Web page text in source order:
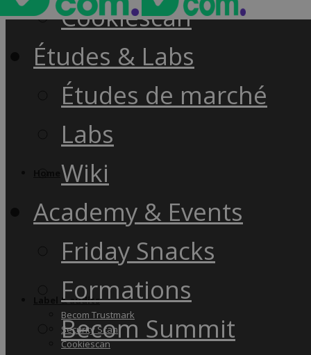
Label & audits
Becom Trustmark
Security Scan
Cookiescan
Cookiescan
Études & Labs
Études de marché
Labs
Wiki
Academy & Events
Friday Snacks
Formations
Becom Summit